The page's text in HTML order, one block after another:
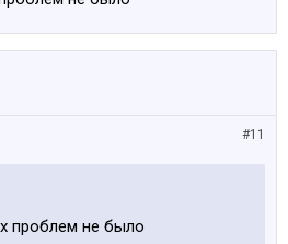
#11
проблем не было